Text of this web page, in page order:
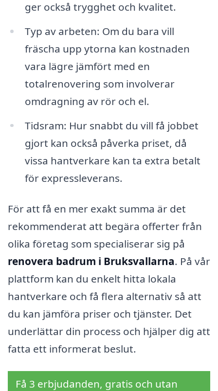
ger också trygghet och kvalitet.
Typ av arbeten: Om du bara vill
fräscha upp ytorna kan kostnaden
vara lägre jämfört med en
totalrenovering som involverar
omdragning av rör och el.
Tidsram: Hur snabbt du vill få jobbet
gjort kan också påverka priset, då
vissa hantverkare kan ta extra betalt
för expressleverans.
För att få en mer exakt summa är det
rekommenderat att begära offerter från
olika företag som specialiserar sig på
renovera badrum i Bruksvallarna. På vår
plattform kan du enkelt hitta lokala
hantverkare och få flera alternativ så att
du kan jämföra priser och tjänster. Det
underlättar din process och hjälper dig att
fatta ett informerat beslut.
Få 3 erbjudanden, gratis och utan